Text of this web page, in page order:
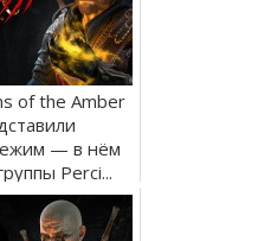
of the Amber
— в нём
Perci...